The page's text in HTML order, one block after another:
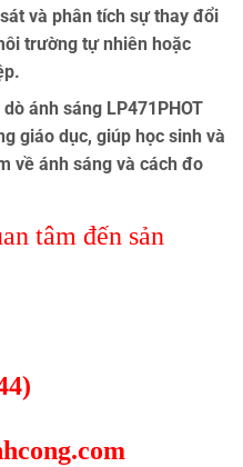
và phân tích sự thay đổi
trường tự nhiên hoặc
ánh sáng LP471PHOT
giáo dục, giúp học sinh và
về ánh sáng và cách đo
tâm đến sản